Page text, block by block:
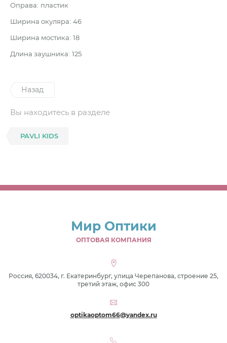
Оправа: пластик
Ширина окуляра: 46
Ширина мостика: 18
Длина заушника: 125
Назад
Вы находитесь в разделе
PAVLI KIDS
Мир Оптики
ОПТОВАЯ КОМПАНИЯ
Россия, 620034, г. Екатеринбург, улица Черепанова, строение 25,
третий этаж, офис 300
optikaoptom66@yandex.ru